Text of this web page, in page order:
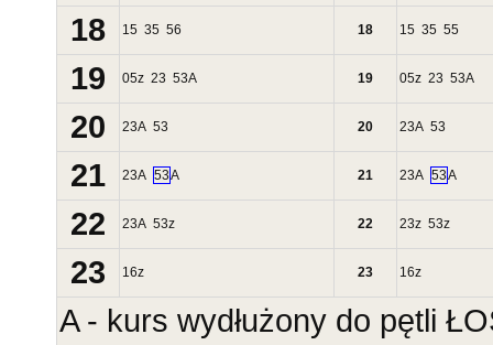
18 15 35 56 18 15 35 55
19 05z 23 53A 19 05z 23 53A
20 23A 53 20 23A 53
21 23A 53A 21 23A 53A
22 23A 53z 22 23z 53z
23 16z 23 16z
A - kurs wydłużony do pętli